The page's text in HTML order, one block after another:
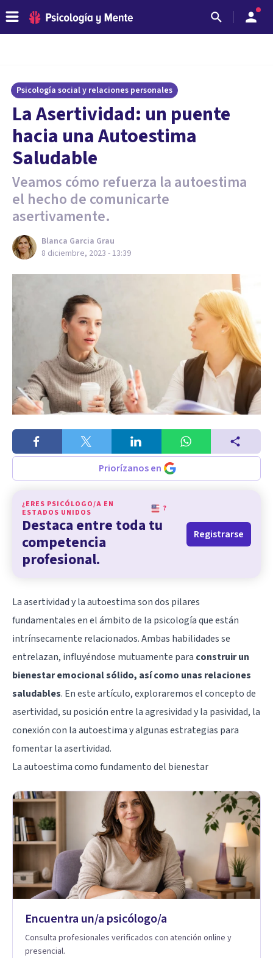
Psicología social y relaciones personales
La Asertividad: un puente
hacia una Autoestima
Saludable
Veamos cómo refuerza la autoestima
el hecho de comunicarte
asertivamente.
Blanca Garcia Grau
8 diciembre, 2023 - 13:39
Priorízanos en
¿ERES PSICÓLOGO/A EN
ESTADOS UNIDOS
?
Destaca entre toda tu
competencia
profesional.
Registrarse
La asertividad y la autoestima son dos pilares
fundamentales en el ámbito de la psicología que están
intrínsecamente relacionados. Ambas habilidades se
entrelazan, influyéndose mutuamente para construir un
bienestar emocional sólido, así como unas relaciones
saludables. En este artículo, exploraremos el concepto de
asertividad, su posición entre la agresividad y la pasividad, la
conexión con la autoestima y algunas estrategias para
fomentar la asertividad.
La autoestima como fundamento del bienestar
Encuentra un/a psicólogo/a
Consulta profesionales verificados con atención online y
presencial.